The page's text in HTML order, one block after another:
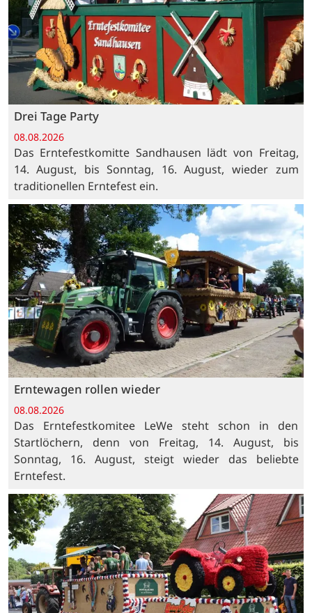
Drei Tage Party
08.08.2026
Das Erntefestkomitte Sandhausen lädt von Freitag,
14. August, bis Sonntag, 16. August, wieder zum
traditionellen Erntefest ein.
Erntewagen rollen wieder
08.08.2026
Das Erntefestkomitee LeWe steht schon in den
Startlöchern, denn von Freitag, 14. August, bis
Sonntag, 16. August, steigt wieder das beliebte
Erntefest.